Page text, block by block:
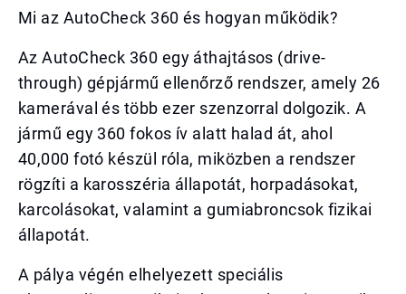
Mi az AutoCheck 360 és hogyan működik?
Az AutoCheck 360 egy áthajtásos (drive-
through) gépjármű ellenőrző rendszer, amely 26
kamerával és több ezer szenzorral dolgozik. A
jármű egy 360 fokos ív alatt halad át, ahol
40,000 fotó készül róla, miközben a rendszer
rögzíti a karosszéria állapotát, horpadásokat,
karcolásokat, valamint a gumiabroncsok fizikai
állapotát.
A pálya végén elhelyezett speciális